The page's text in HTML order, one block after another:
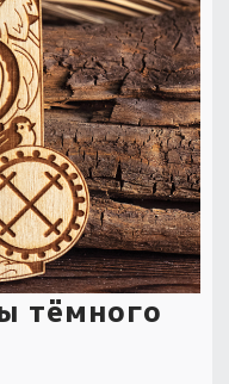
тёмного